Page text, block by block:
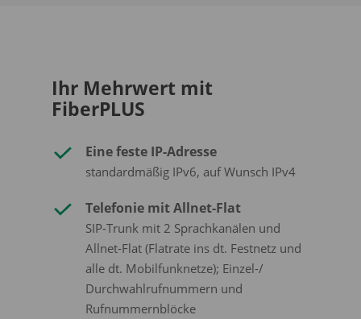
Ihr Mehrwert mit
FiberPLUS
Einefeste IP-Adresse
standardmäßig IPv6, auf Wunsch IPv4
Telefonie mit Allnet-Flat
SIP-Trunk mit 2 Sprachkanälen und
Allnet-Flat (Flatrate ins dt. Festnetz und
alle dt. Mobilfunknetze); Einzel-/
Durchwahlrufnummern und
Rufnummernblöcke